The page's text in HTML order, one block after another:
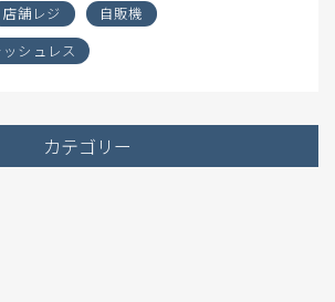
店舗レジ
自販機
シュレス
カテゴリー